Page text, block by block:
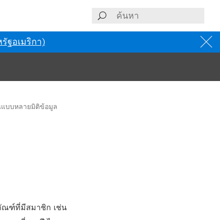
ฐอเมริกา)
บบหลายมิติข้อมูล
ณฑ์ที่มีสมาชิก เช่น